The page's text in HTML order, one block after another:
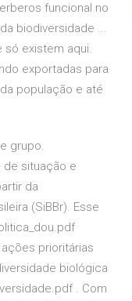
funcional no
biodiversidade ...
só existem aqui.
exportadas para
população e até
grupo.
de situação e
da
(SiBBr). Esse
prioritárias
biológica
. Com